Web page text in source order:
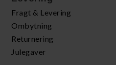
Fragt & Levering
Ombytning
Returnering
Julegaver